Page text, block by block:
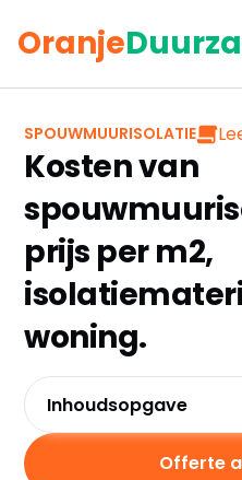
Oranje
SPOUWMUURISOLATIE
Kosten van
prijs per m2,
woning.
Inhoudsopgave
Wat is
Wat kost het isoleren
Offerte